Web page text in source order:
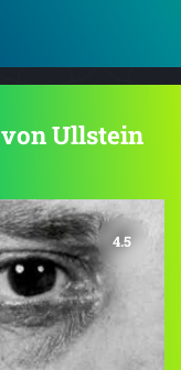
Ullstein
4.5